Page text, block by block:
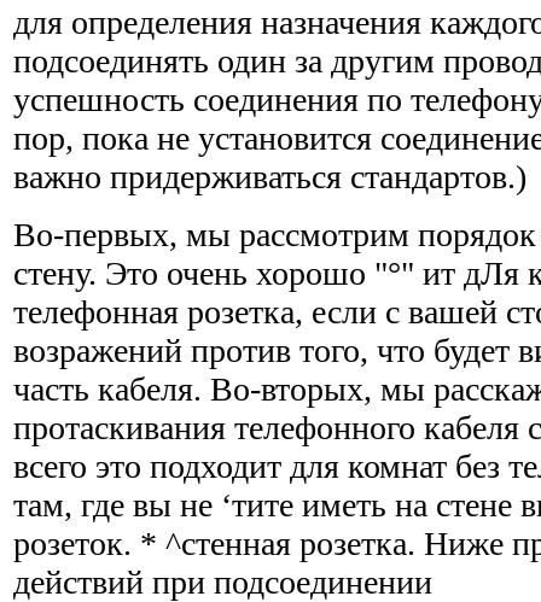
для определения назначения
подсоединять один за другим
успешность соединения по
пор, пока не установится
важно придерживаться стандартов.)
Во-первых, мы рассмотрим порядок
стену. Это очень хорошо "°" ит дЛя
телефонная розетка, если с вашей
возражений против того, что будет
часть кабеля. Во-вторых, мы
протаскивания телефонного кабеля
всего это подходит для комнат без
там, где вы не ‘тите иметь на
розеток. * ^стенная розетка. Ниже
действий при подсоединении